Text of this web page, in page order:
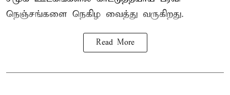
நெஞ்சங்களை நெகிழ வைத்து வருகிறது.
Read More